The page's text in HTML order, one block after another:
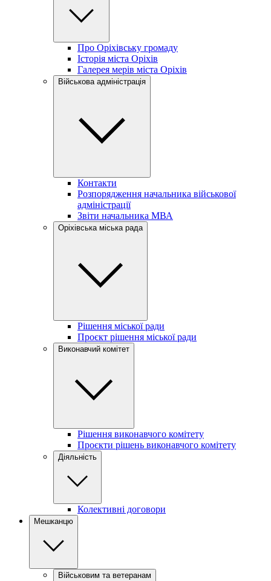
Про Оріхівську громаду
Історія міста Оріхів
Галерея мерів міста Оріхів
Військова адміністрація
Контакти
Розпорядження начальника військової
адміністрації
Звіти начальника МВА
Оріхівська міська рада
Рішення міської ради
Проєкт рішення міської ради
Виконавчий комітет
Рішення виконавчого комітету
Проєкти рішень виконавчого комітету
Діяльність
Колективні договори
Мешканцю
Військовим та ветеранам